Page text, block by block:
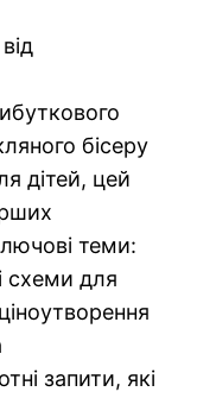
бісеру
дітей, цей
теми:
схеми для
запити, які